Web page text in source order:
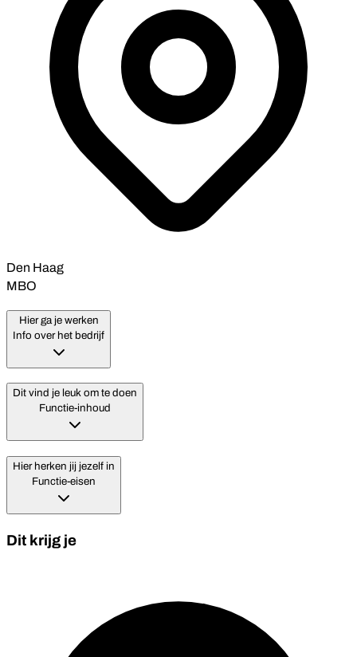
Den Haag
MBO
Hier ga je werken
Info over het bedrijf
Dit vind je leuk om te doen
Functie-inhoud
Hier herken jij jezelf in
Functie-eisen
Dit krijg je